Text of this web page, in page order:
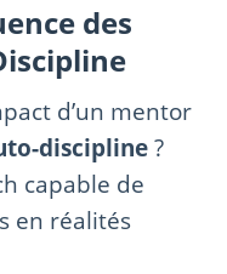
des
d’un mentor
discipline?
capable de
en réalités